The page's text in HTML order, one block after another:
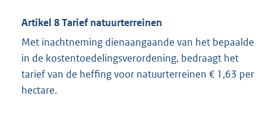
Artikel 8 Tarief natuurterreinen
Met inachtneming dienaangaande van het bepaalde
in de kostentoedelingsverordening, bedraagt het
tarief van de heffing voor natuurterreinen € 1,63 per
hectare.